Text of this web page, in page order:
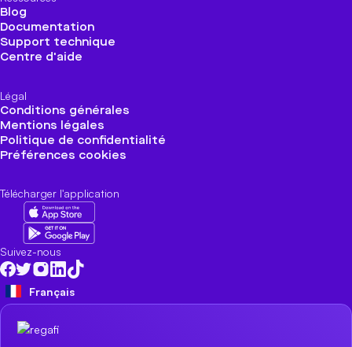
Blog
Documentation
Support technique
Centre d'aide
Légal
Conditions générales
Mentions légales
Politique de confidentialité
Préférences cookies
Télécharger l'application
Suivez-nous
Français